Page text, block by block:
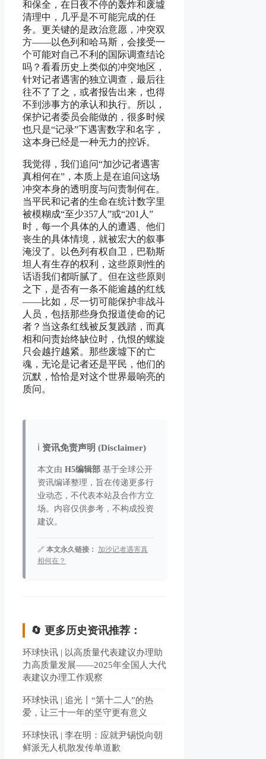
和保全，在日夜不停的轰炸和废墟
清理中，几乎是不可能完成的任
务。更关键的是政治意愿，冲突双
方——以色列和哈马斯，会接受一
个可能对自己不利的国际调查结论
吗？看看历史上类似的冲突地区，
针对记者遇害的独立调查，最后往
往不了了之，或者报告出来，也得
不到涉事方的承认和执行。所以，
保护记者委员会能做的，很多时候
也只是“记录”下遇害数字和名字，
这本身已经是一种无力的控诉。
我觉得，我们追问“加沙记者遇害
真相何在”，本质上是在追问这场
冲突本身的透明度与问责制何在。
当平民和记者的生命在统计数字里
被模糊成“至少357人”或“201人”
时，每一个具体的人的遭遇、他们
丧生的具体情境，就被宏大的叙事
淹没了。以色列有权自卫，巴勒斯
坦人有生存的权利，这些原则性的
话语我们都听腻了。但在这些原则
之下，是否有一条不能逾越的红线
——比如，尽一切可能保护非战斗
人员，包括那些身负报道使命的记
者？当这条红线被反复践踏，而真
相和问责始终缺位时，仇恨的螺旋
只会越拧越紧。那些废墟下的亡
魂，无论是记者还是平民，他们的
沉默，恰恰是对这个世界最响亮的
质问。
ℹ️ 资讯免责声明 (Disclaimer)
本文由 H5编辑部 基于全球公开
资讯编译整理，旨在传递更多行
业动态，不代表本站及合作方立
场。内容仅供参考，不构成投资
建议。
🔗 本文永久链接：
加沙记者遇害真
相何在？
🔄 更多历史资讯推荐：
环球快讯 | 以高质量代表建议办理助
力高质量发展——2025年全国人大代
表建议办理工作观察
环球快讯 | 追光丨“第十二人”的热
爱，让三十一年的坚守更有意义
环球快讯 | 李在明：应就尹锡悦向朝
鲜派无人机散发传单道歉